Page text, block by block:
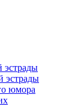
эстрады
эстрады
юмора